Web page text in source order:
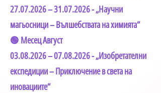
27.07.2026–31.07.2026- „Научни
магьосници – Вълшебствата на химията“
🟢 Месец Август
03.08.2026–07.08.2026- „Изобретателни
експедиции – Приключение в света на
иновациите“